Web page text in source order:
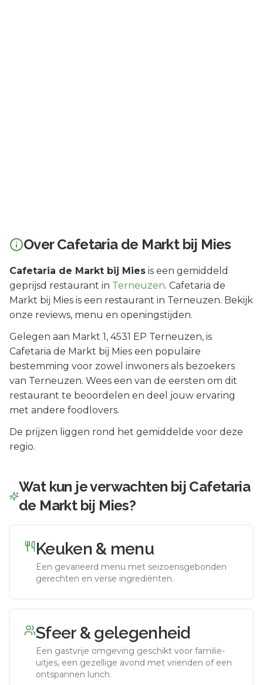
OverCafetaria de Markt bij Mies
Cafetaria de Markt bij Mies is een gemiddeld
geprijsd restaurant in Terneuzen. Cafetaria de
Markt bij Mies is een restaurant in Terneuzen. Bekijk
onze reviews, menu en openingstijden.
Gelegen aan Markt 1, 4531 EP Terneuzen, is
Cafetaria de Markt bij Mies een populaire
bestemming voor zowel inwoners als bezoekers
van Terneuzen. Wees een van de eersten om dit
restaurant te beoordelen en deel jouw ervaring
met andere foodlovers.
De prijzen liggen rond het gemiddelde voor deze
regio.
Wat kun je verwachten bij Cafetaria
de Markt bij Mies?
Keuken & menu
Een gevarieerd menu met seizoensgebonden
gerechten en verse ingrediënten.
Sfeer & gelegenheid
Een gastvrije omgeving geschikt voor familie-
uitjes, een gezellige avond met vrienden of een
ontspannen lunch.